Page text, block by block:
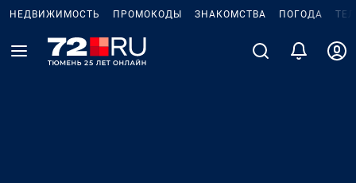
НЕДВИЖИМОСТЬ ПРОМОКОДЫ ЗНАКОМСТВА ПОГОДА